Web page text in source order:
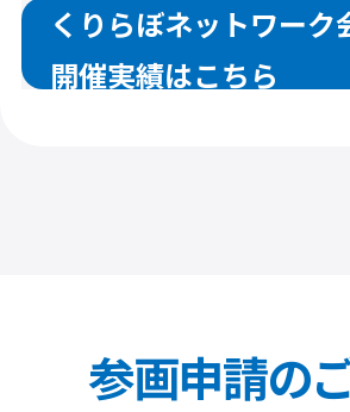
くりらぼネットワーク
開催実績はこちら
参画申請の